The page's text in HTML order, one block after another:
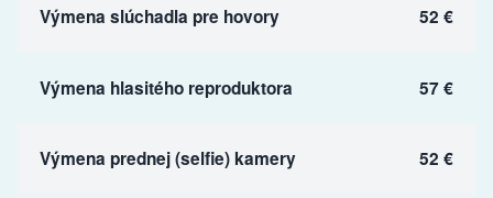
Výmena slúchadla pre hovory 52 €
Výmena hlasitého reproduktora 57 €
Výmena prednej (selfie) kamery 52 €